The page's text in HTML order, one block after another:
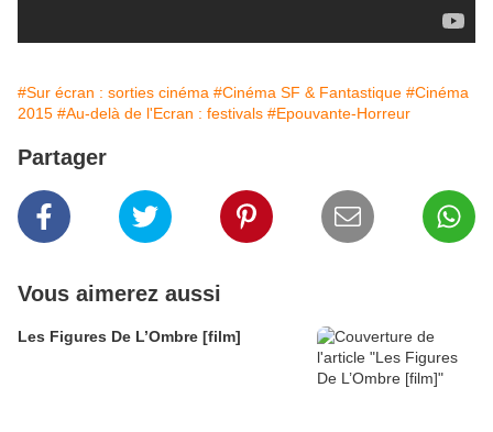
#Sur écran : sorties cinéma #Cinéma SF & Fantastique #Cinéma
2015 #Au-delà de l'Ecran : festivals #Epouvante-Horreur
Partager
Vous aimerez aussi
Les Figures De L’Ombre [film]